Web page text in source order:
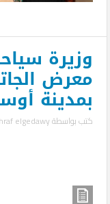
وزيرة
معرض
بمدينة
كتب بواسطةelgedawy